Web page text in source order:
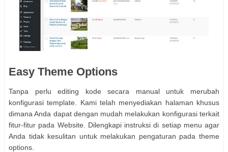
Easy Theme Options
Tanpa perlu editing kode secara manual untuk merubah
konfigurasi template. Kami telah menyediakan halaman khusus
dimana Anda dapat dengan mudah melakukan konfigurasi terkait
fitur-fitur pada Website. Dilengkapi instruksi di setiap menu agar
Anda tidak kesulitan untuk melakukan pengaturan pada theme
options.